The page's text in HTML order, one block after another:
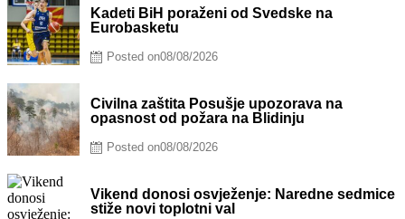
Kadeti BiH poraženi od Švedske na
Eurobasketu
Posted on08/08/2026
Civilna zaštita Posušje upozorava na
opasnost od požara na Blidinju
Posted on08/08/2026
Vikend donosi osvježenje: Naredne sedmice
stiže novi toplotni val